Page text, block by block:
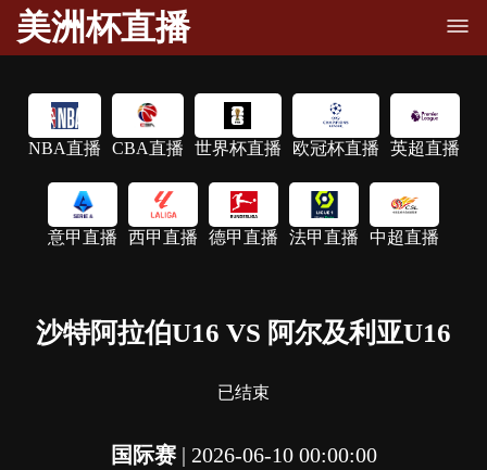
美洲杯直播
NBA直播 CBA直播 世界杯直播 欧冠杯直播 英超直播
意甲直播 西甲直播 德甲直播 法甲直播 中超直播
沙特阿拉伯U16 VS 阿尔及利亚U16
已结束
国际赛| 2026-06-10 00:00:00